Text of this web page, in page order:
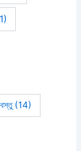
(14)